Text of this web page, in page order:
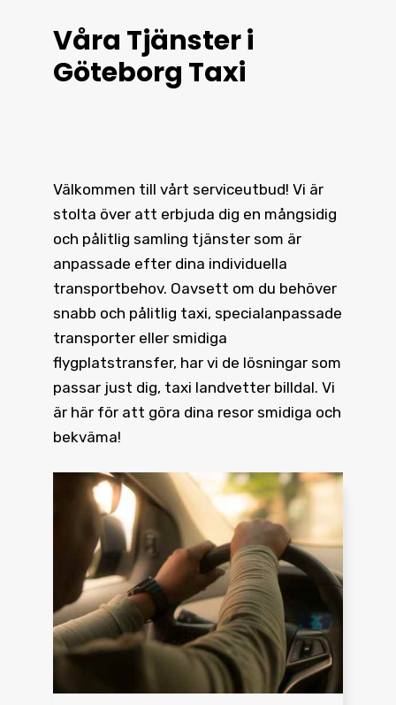
Våra Tjänster i
Göteborg Taxi
Välkommen till vårt serviceutbud! Vi är
stolta över att erbjuda dig en mångsidig
och pålitlig samling tjänster som är
anpassade efter dina individuella
transportbehov. Oavsett om du behöver
snabb och pålitlig taxi, specialanpassade
transporter eller smidiga
flygplatstransfer, har vi de lösningar som
passar just dig, taxi landvetter billdal. Vi
är här för att göra dina resor smidiga och
bekväma!